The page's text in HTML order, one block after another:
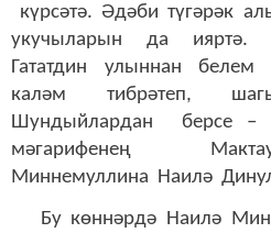
күрсәтә. Әдәби түгәрәк
укучыларын да ияртә.
Гататдин улыннан белем
каләм тибрәтеп,
Шундыйлардан берсе –
мәгарифенең
Миннемуллина Наилә
Бу көннәрдә Наилә